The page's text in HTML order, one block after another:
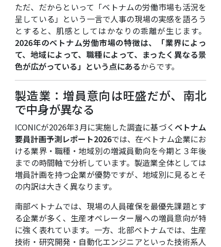
ただ、だからといって「ベトナムの労働市場も活況を
呈している」という一言で人事の現場の実感を語ろう
とすると、肌感としてはかなりの乖離が生じます。
2026年のベトナム労働市場の特徴は、「業界によっ
て、地域によって、職種によって、まったく異なる景
色が広がっている」という点にあるからです。
製造業：増員意向は旺盛だが、南北
で中身が異なる
ICONICが2026年3月に実施した調査に基づく ベトナム
要員計画予測レポート2026では、在ベトナム企業にお
ける業界・職種・地域別の増減員動向を今期と３年後
までの時間軸で分析しています。製造業全体としては
増員計画を持つ企業が優勢ですが、地域別に見るとそ
の内訳は大きく異なります。
南部ベトナムでは、現場の人員確保を最優先課題とす
る企業が多く、生産オペレーター層への増員意向が特
に強く表れています。一方、北部ベトナムでは、生産
技術・研究開発・自動化エンジニアといった技術系人